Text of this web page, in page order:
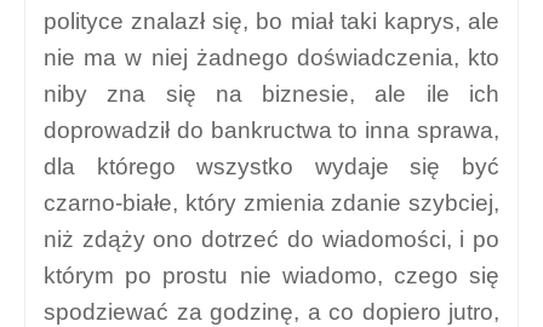
polityce znalazł się, bo miał taki kaprys, ale
nie ma w niej żadnego doświadczenia, kto
niby zna się na biznesie, ale ile ich
doprowadził do bankructwa to inna sprawa,
dla którego wszystko wydaje się być
czarno-białe, który zmienia zdanie szybciej,
niż zdąży ono dotrzeć do wiadomości, i po
którym po prostu nie wiadomo, czego się
spodziewać za godzinę, a co dopiero jutro,